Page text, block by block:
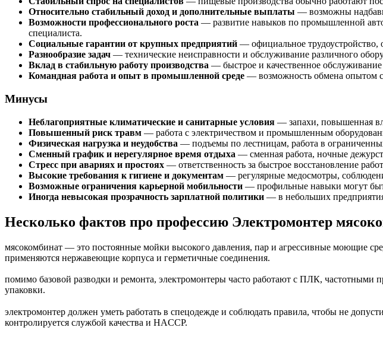
Относительно стабильный доход и дополнительные выплаты — возможны
Возможности профессионального роста — развитие навыков по промышленной
специалиста.
Социальные гарантии от крупных предприятий — официальное трудоустройство,
Разнообразие задач — технические неисправности и обслуживание различного
Вклад в стабильную работу производства — быстрое и качественное обслуживание
Командная работа и опыт в промышленной среде — возможность обмена опытом
Минусы
Неблагоприятные климатические и санитарные условия — запахи, повышенная
Повышенный риск травм — работа с электричеством и промышленным
Физическая нагрузка и неудобства — подъемы по лестницам, работа в
Сменный график и нерегулярное время отдыха — сменная работа, ночные
Стресс при авариях и простоях — ответственность за быстрое восстановление
Высокие требования к гигиене и документам — регулярные медосмотры,
Возможные ограничения карьерной мобильности — профильные навыки могут
Иногда невысокая прозрачность зарплатной политики — в небольших
Несколько фактов про профессию Электромонтер
мясокомбинат — это постоянные мойки высокого давления, пар и агрессивные моющие
применяются нержавеющие корпуса и герметичные соединения.
помимо базовой разводки и ремонта, электромонтеры часто работают с ПЛК, частотными
упаковки.
электромонтер должен уметь работать в спецодежде и соблюдать правила, чтобы не
контролируется службой качества и HACCP.